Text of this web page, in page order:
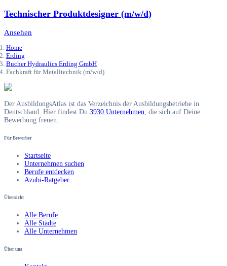
Technischer Produktdesigner (m/w/d)
Ansehen
Home
Erding
Bucher Hydraulics Erding GmbH
Fachkraft für Metalltechnik (m/w/d)
Der AusbildungsAtlas ist das Verzeichnis der Ausbildungsbetriebe in
Deutschland. Hier findest Du 3930 Unternehmen , die sich auf Deine
Bewerbung freuen.
Für Bewerber
Startseite
Unternehmen suchen
Berufe entdecken
Azubi-Ratgeber
Übersicht
Alle Berufe
Alle Städte
Alle Unternehmen
Über uns